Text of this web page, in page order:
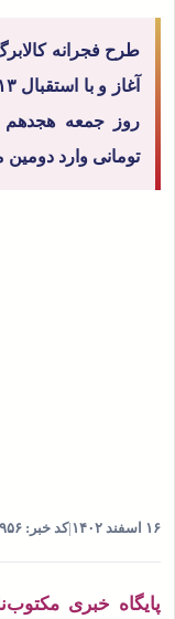
طرح فجرانه
تومانی وارد
۱۶ اسفند ۱۴۰۲ |کد خبر: ۵۹۵۶
پایگاه خبری